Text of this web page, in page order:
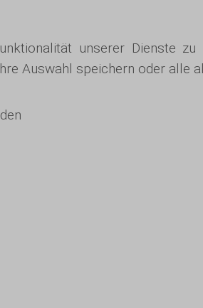
unserer Dienste
Auswahl speichern oder alle